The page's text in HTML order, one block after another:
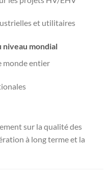
et utilitaires
mondial
monde entier
sur la qualité des
à long terme et la